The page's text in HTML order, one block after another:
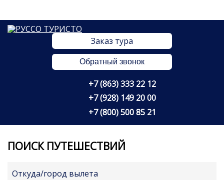
Заказ тура
Обратный звонок
+7 (863) 333 22 12
+7 (928) 149 20 00
+7 (800) 500 85 21
ПОИСК ПУТЕШЕСТВИЙ
Откуда/город вылета